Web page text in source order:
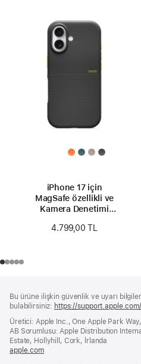
iPhone 17 için
MagSafe özellikli ve
Kamera Denetimi
Beats Rugged Kılıf -
4.799,00 TL
Bilgi
Bu ürüne ilişkin güvenlik ve uyarı
bulabilirsiniz: https://
Üretici: Apple Inc., One Apple Park
AB Sorumlusu: Apple Distribution
Estate, Hollyhill, Cork, İrlanda
apple.com(yeni